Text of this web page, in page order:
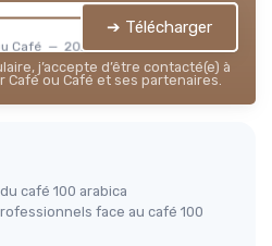
Café — 2026
➔ Télécharger
j’accepte d’être contacté(e) à
Café ou Café et ses partenaires.
café 100 arabica
face au café 100